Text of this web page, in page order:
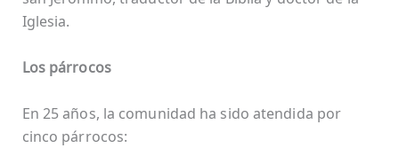
Iglesia.
Los párrocos
En 25 años, la comunidad ha sido atendida por
cinco párrocos: